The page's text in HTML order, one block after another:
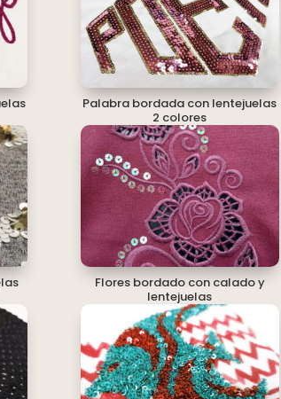
Palabra bordada con lentejuelas
2 colores
Flores bordado con calado y
lentejuelas